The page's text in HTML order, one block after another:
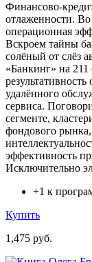
Финансово-
отлаженности. Во
операционная
Вскроем тайны
солёный от слёз
«Банкинг» на
удалённого
сервиса.
сегменте,
фондового
эффективность
Исключительно
+1 к
Купить
1,475 руб.